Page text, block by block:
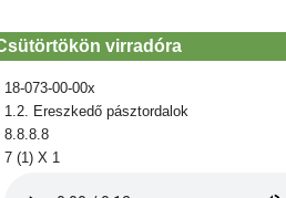
virradóra
18-073-00-00x
1.2. Ereszkedő pásztordalok
8.8.8.8
7 (1) X 1